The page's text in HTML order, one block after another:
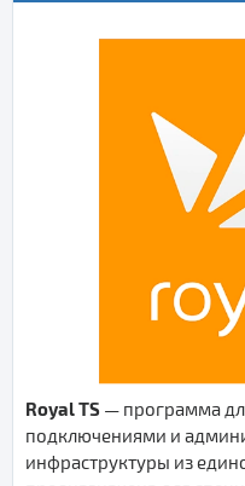
Royal TS — программа
подключениями и
инфраструктуры из